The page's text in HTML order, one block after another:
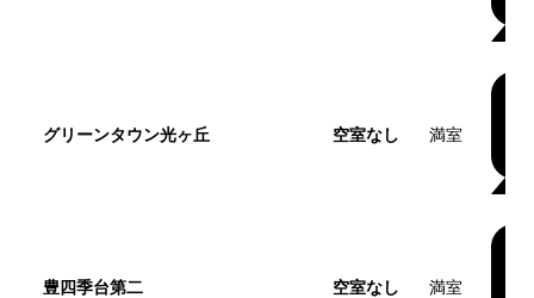
グリーンタウン光ヶ丘 空室なし 満室
豊四季台第二 空室なし 満室